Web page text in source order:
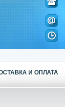
И ОПЛАТА